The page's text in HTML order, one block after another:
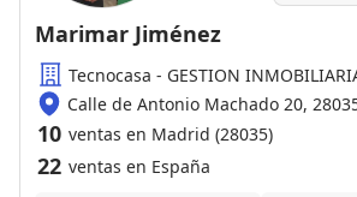
Marimar Jiménez
Tecnocasa - GESTION
Calle de Antonio Machado 20,
Aravaca
10 ventas en Madrid (28035)
22 ventas en España